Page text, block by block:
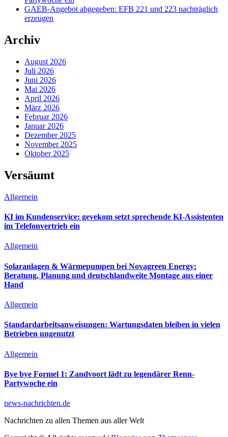
GAEB-Angebot abgegeben: EFB 221 und 223 nachträglich
erzeugen
Archiv
August 2026
Juli 2026
Juni 2026
Mai 2026
April 2026
März 2026
Februar 2026
Januar 2026
Dezember 2025
November 2025
Oktober 2025
Versäumt
Allgemein
KI im Kundenservice: gevekom setzt sprechende KI-Assistenten
im Telefonvertrieb ein
Allgemein
Solaranlagen & Wärmepumpen bei Novagreen Energy:
Beratung, Planung und deutschlandweite Montage aus einer
Hand
Allgemein
Standardarbeitsanweisungen: Wartungsdaten bleiben in vielen
Betrieben ungenutzt
Allgemein
Bye bye Formel 1: Zandvoort lädt zu legendärer Renn-
Partywoche ein
news-nachrichten.de
Nachrichten zu allen Themen aus aller Welt